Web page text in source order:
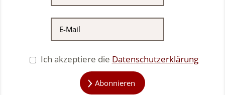
Ich akzeptiere die Datenschutzerklärung
Abonnieren